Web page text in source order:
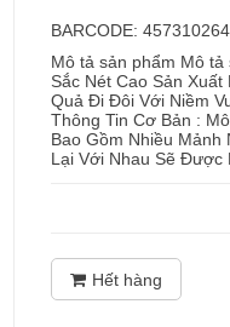
BARCODE:
Mô tả sản phẩm Mô
Sắc Nét Cao Sản
Quả Đi Đôi Với Niềm
Thông Tin Cơ Bản :
Bao Gồm Nhiều
Lại Với Nhau Sẽ Được
Hết hàng